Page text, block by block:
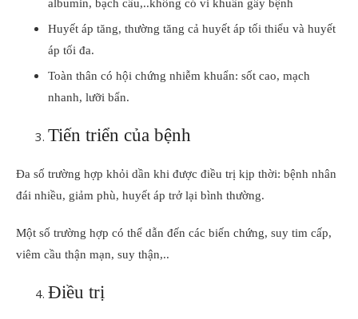
albumin, bạch cầu,..không có vi khuẩn gây bệnh
Huyết áp tăng, thường tăng cả huyết áp tối thiểu và huyết
áp tối đa.
Toàn thân có hội chứng nhiễm khuẩn: sốt cao, mạch
nhanh, lưỡi bẩn.
Tiến triển của bệnh
Đa số trường hợp khỏi dần khi được điều trị kịp thời: bệnh nhân
đái nhiều, giảm phù, huyết áp trở lại bình thường.
Một số trường hợp có thể dẫn đến các biến chứng, suy tim cấp,
viêm cầu thận mạn, suy thận,..
Điều trị